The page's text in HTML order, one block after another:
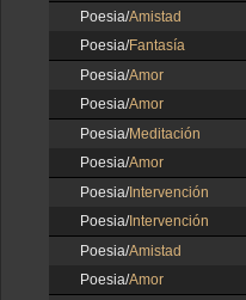
Poesia/Amistad
Poesia/Fantasía
Poesia/Amor
Poesia/Amor
Poesia/Meditación
Poesia/Amor
Poesia/Intervención
Poesia/Intervención
Poesia/Amistad
Poesia/Amor